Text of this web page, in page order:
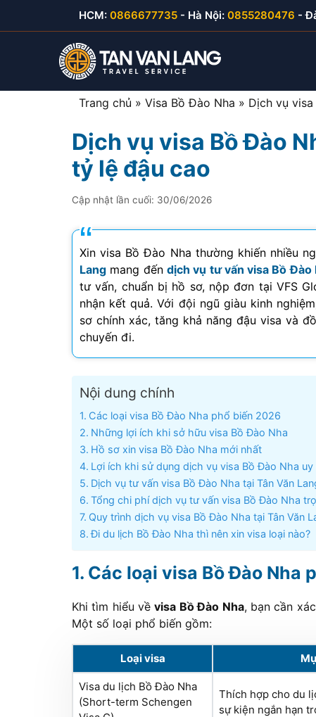
HCM: 0866677735 - Hà Nội: 0855280476 -
Visa du lịch Việt Nam
Visa thăm thân Việt Nam
Visa đầu tư Việt Nam
Visa lao động Việt Nam
Công văn nhập cảnh
E-visa thăm thân
Visa Hàn Quốc
Visa Nhật Bản
Visa Đài Loan
Visa Campuchia
Visa Hong Kong
Visa Ấn Độ
Visa Macau
Visa Malaysia
Visa Singapore
Visa Mỹ B1/B2
Trang chủ » Visa Bồ Đào Nha » Dịch vụ
Dịch vụ visa Bồ Đào
tỷ lệ đậu cao
Cập nhật lần cuối: 30/06/2026
Xin visa Bồ Đào Nha thường khiến nhiều
Lang mang đến dịch vụ tư vấn visa Bồ Đào
tư vấn, chuẩn bị hồ sơ, nộp đơn tại VFS
nhận kết quả. Với đội ngũ giàu kinh
sơ chính xác, tăng khả năng đậu visa và
chuyến đi.
Nội dung chính
Các loại visa Bồ Đào Nha phổ biến 2026
Những lợi ích khi sở hữu visa Bồ Đào Nha
Hồ sơ xin visa Bồ Đào Nha mới nhất
Lợi ích khi sử dụng dịch vụ visa Bồ Đào Nha uy
Dịch vụ tư vấn visa Bồ Đào Nha tại Tân Văn
Tổng chi phí dịch vụ tư vấn visa Bồ Đào Nha
Quy trình dịch vụ visa Bồ Đào Nha tại Tân Văn
Đi du lịch Bồ Đào Nha thì nên xin visa loại nào?
Các loại visa Bồ Đào Nha
Khi tìm hiểu vềvisa Bồ Đào Nha, bạn cần
Một số loại phổ biến gồm:
Loại visa
Visa du lịch Bồ Đào Nha
(Short-term Schengen
Thích hợp cho du
sự kiện ngắn hạn
Mình
tư vấn
môn tốt